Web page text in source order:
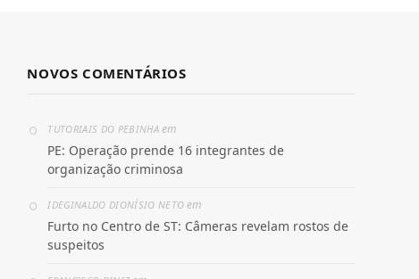
NOVOS COMENTÁRIOS
TUTORIAIS DO PEBINHAem
PE: Operação prende 16 integrantes de
organização criminosa
IDEGINALDO DIONÍSIO NETO em
Furto no Centro de ST: Câmeras revelam rostos de
suspeitos